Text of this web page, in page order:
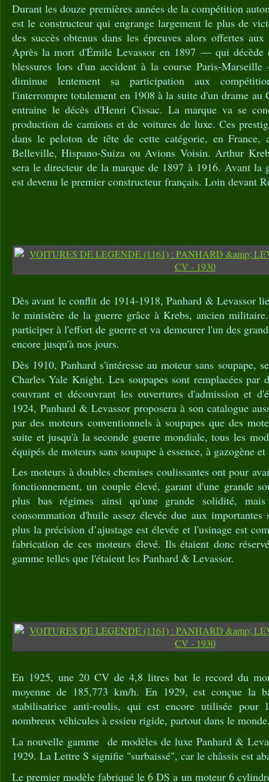
Durant les douze premières années de la compétition
est le constructeur qui engrange largement le plus de
des succès obtenus dans les épreuves alors offertes
Après la mort d'Émile Levassor en 1897 — qui décède
blessures lors d'un accident à la course Paris-
diminue lentement sa participation aux
l'interrompre totalement en 1908 à la suite d'un drame au
entraine le décès d'Henri Cissac. La marque va se
production de camions et de voitures de luxe. Ces
dans le peloton de tête de cette catégorie, en France,
Belleville, Hispano-Suiza ou Avions Voisin. Arthur
sera le directeur de la marque de 1897 à 1916. Avant la
est devenu le premier constructeur français. Loin devant
Dès avant le conflit de 1914-1918, Panhard & Levassor
le ministère de la guerre grâce à Krebs, ancien
participer à l'effort de guerre et va demeurer l'un des
encore jusqu'à nos jours.
Dès 1910, Panhard s'intéresse au moteur sans soupape,
Charles Yale Knight. Les soupapes sont remplacées par
couvrant et découvrant les ouvertures d'admission et
1924, Panhard & Levassor proposera à son catalogue
par des moteurs conventionnels à soupapes que des
suite et jusqu'à la seconde guerre mondiale, tous les
équipés de moteurs sans soupape à essence, à gazogène
Les moteurs à doubles chemises coulissantes ont pour
fonctionnement, un couple élevé, garant d'une grande
plus bas régimes ainsi qu'une grande solidité,
consommation d'huile assez élevée due aux importantes
plus la précision d’ajustage est élevée et l'usinage est
fabrication de ces moteurs élevé. Ils étaient donc
gamme telles que l'étaient les Panhard & Levassor.
En 1925, une 20 CV de 4,8 litres bat le record du
moyenne de 185,773 km/h. En 1929, est conçue la
stabilisatrice anti-roulis, qui est encore utilisée pour
nombreux véhicules à essieu rigide, partout dans le
La nouvelle gamme de modèles de luxe Panhard &
1929. La Lettre S signifie "surbaissé", car le châssis est
Le premier modèle fabriqué le 6 DS a un moteur 6